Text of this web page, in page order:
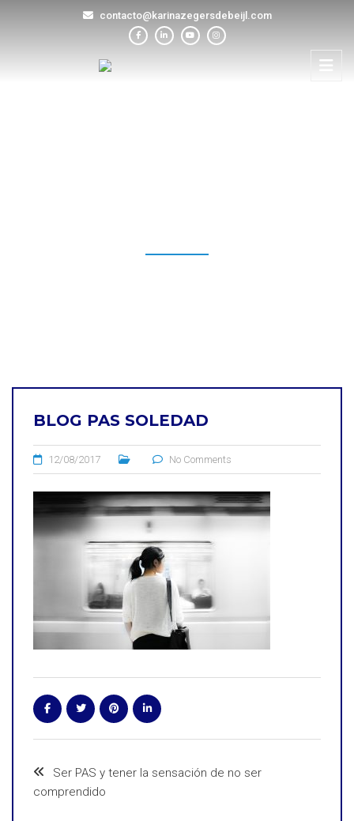
contacto@karinazegersdebeijl.com
BLOG PAS SOLEDAD
12/08/2017 No Comments
Ser PAS y tener la sensación de no ser
comprendido